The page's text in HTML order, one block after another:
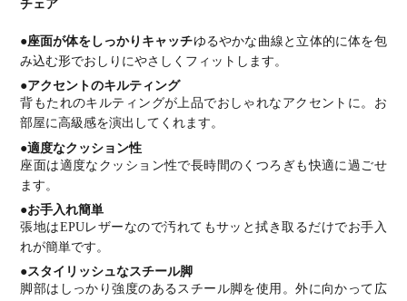
チェア
●座面が体をしっかりキャッチゆるやかな曲線と立体的に体を包
み込む形でおしりにやさしくフィットします。
●アクセントのキルティング
背もたれのキルティングが上品でおしゃれなアクセントに。お
部屋に高級感を演出してくれます。
●適度なクッション性
座面は適度なクッション性で長時間のくつろぎも快適に過ごせ
ます。
●お手入れ簡単
張地はEPUレザーなので汚れてもサッと拭き取るだけでお手入
れが簡単です。
●スタイリッシュなスチール脚
脚部はしっかり強度のあるスチール脚を使用。外に向かって広